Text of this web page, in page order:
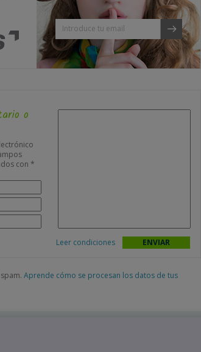
o
con *
Leer condiciones
Aprende cómo se procesan los datos de tus